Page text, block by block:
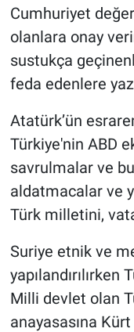
Cumhuriyet
olanlara onay
sustukça
feda edenlere
Atatürk’ün
Türkiye'nin ABD
savrulmalar ve
aldatmacalar ve
Türk milletini,
Suriye etnik ve
yapılandırılırken
Milli devlet olan
anayasasına